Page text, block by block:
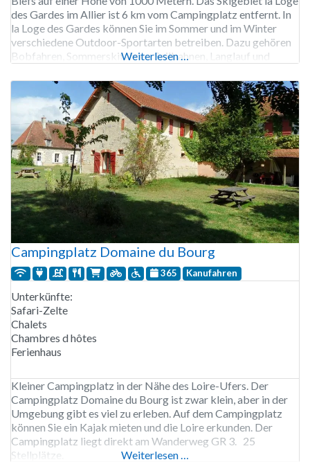
des Gardes im Allier ist 6 km vom Campingplatz entfernt. In
la Loge des Gardes können Sie im Sommer und im Winter
verschiedene Outdoor-Sportarten betreiben. Dazu gehören
Bobfahren, Sommerskifahren, Seilbahnen, Langlauf und
ist ein kleiner Campingplatz, der ganzjährig
Weiterlesen …
Campingplatz Domaine du Bourg
365 Kanufahren
Unterkünfte:
Safari-Zelte
Chalets
Chambres d hôtes
Ferienhaus
Kleiner Campingplatz in der Nähe des Loire-Ufers. Der
Campingplatz Domaine du Bourg ist zwar klein, aber in der
Umgebung gibt es viel zu erleben. Auf dem Campingplatz
können Sie ein Kajak mieten und die Loire erkunden. Der
Campingplatz liegt direkt am Wanderweg GR 3. 25
Stellplätze.
Weiterlesen …